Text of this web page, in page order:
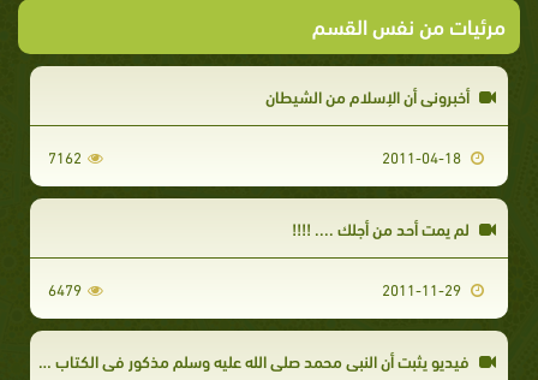
مرئيات من نفس القسم
أخبروني أن الإسلام من الشيطان
7162
لم يمت أحد من أجلك .... !!!!
6479
فيديو يثبت أن النبي محمد صلى الله عليه وسلم مذكور في الكتاب المقدس